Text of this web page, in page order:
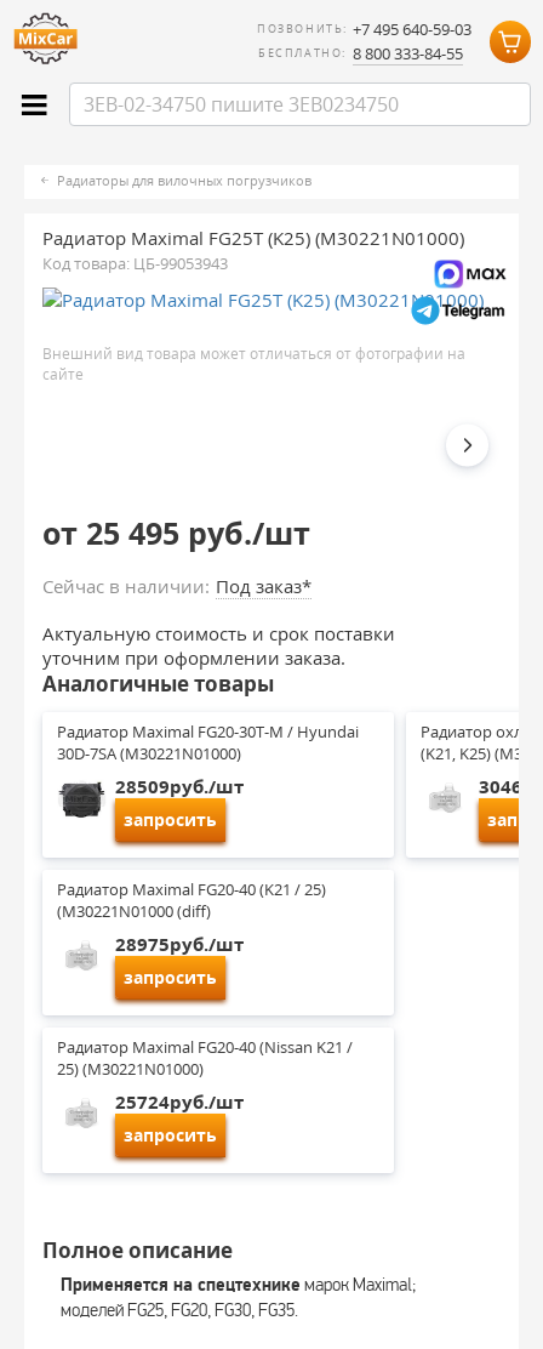
ПОЗВОНИТЬ: +7 495 640-59-03
БЕСПЛАТНО: 8 800 333-84-55
Радиаторы для вилочных погрузчиков
Радиатор Maximal FG25T (K25) (M30221N01000)
Код товара: ЦБ-99053943
Внешний вид товара может отличаться от фотографии на
сайте
от 25 495 руб./шт
Сейчас в наличии: Под заказ*
Актуальную стоимость и срок поставки
уточним при оформлении заказа.
Аналогичные товары
Радиатор Maximal FG20-30T-M / Hyundai
30D-7SA (M30221N01000)
28509руб./шт
запросить
Радиатор Maximal FG20-40 (K21 / 25)
(M30221N01000 (diff)
28975руб./шт
запросить
Радиатор Maximal FG20-40 (Nissan K21 /
25) (M30221N01000)
25724руб./шт
запросить
Радиатор
(K21, K25)
Полное описание
Применяется на спецтехнике марок Maximal;
моделей FG25, FG20, FG30, FG35.